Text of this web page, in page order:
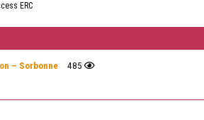
ERC
– Sorbonne 485